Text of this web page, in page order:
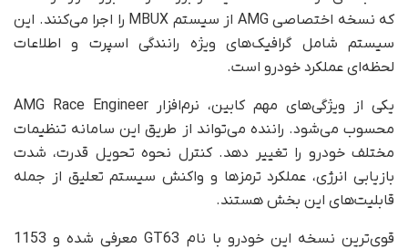
که نسخه اختصاصی AMG از سیستم MBUX را اجرا می‌کنند. این
سیستم شامل گرافیک‌های ویژه رانندگی اسپرت و اطلاعات
لحظه‌ای عملکرد خودرو است.
یکی از ویژگی‌های مهم کابین، نرم‌افزار AMG Race Engineer
محسوب می‌شود. راننده می‌تواند از طریق این سامانه تنظیمات
مختلف خودرو را تغییر دهد. کنترل نحوه تحویل قدرت، شدت
بازیابی انرژی، عملکرد ترمزها و واکنش سیستم تعلیق از جمله
قابلیت‌های این بخش هستند.
قوی‌ترین نسخه این خودرو با نام GT63 معرفی شده و 1153